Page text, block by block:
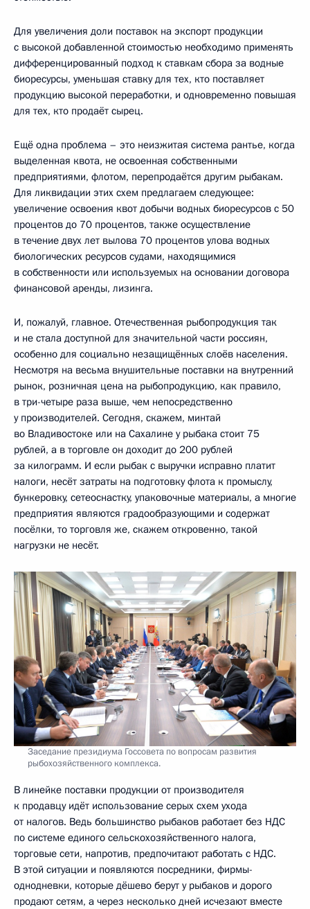
Для увеличения доли поставок на экспорт продукции
с высокой добавленной стоимостью необходимо применять
дифференцированный подход к ставкам сбора за водные
биоресурсы, уменьшая ставку для тех, кто поставляет
продукцию высокой переработки, и одновременно повышая
для тех, кто продаёт сырец.
Ещё одна проблема – это неизжитая система рантье, когда
выделенная квота, не освоенная собственными
предприятиями, флотом, перепродаётся другим рыбакам.
Для ликвидации этих схем предлагаем следующее:
увеличение освоения квот добычи водных биоресурсов с 50
процентов до 70 процентов, также осуществление
в течение двух лет вылова 70 процентов улова водных
биологических ресурсов судами, находящимися
в собственности или используемых на основании договора
финансовой аренды, лизинга.
И, пожалуй, главное. Отечественная рыбопродукция так
и не стала доступной для значительной части россиян,
особенно для социально незащищённых слоёв населения.
Несмотря на весьма внушительные поставки на внутренний
рынок, розничная цена на рыбопродукцию, как правило,
в три-четыре раза выше, чем непосредственно
у производителей. Сегодня, скажем, минтай
во Владивостоке или на Сахалине у рыбака стоит 75
рублей, а в торговле он доходит до 200 рублей
за килограмм. И если рыбак с выручки исправно платит
налоги, несёт затраты на подготовку флота к промыслу,
бункеровку, сетеоснастку, упаковочные материалы, а многие
предприятия являются градообразующими и содержат
посёлки, то торговля же, скажем откровенно, такой
нагрузки не несёт.
Заседание президиума Госсовета по вопросам развития
рыбохозяйственного комплекса.
В линейке поставки продукции от производителя
к продавцу идёт использование серых схем ухода
от налогов. Ведь большинство рыбаков работает без НДС
по системе единого сельскохозяйственного налога,
торговые сети, напротив, предпочитают работать с НДС.
В этой ситуации и появляются посредники, фирмы-
однодневки, которые дёшево берут у рыбаков и дорого
продают сетям, а через несколько дней исчезают вместе